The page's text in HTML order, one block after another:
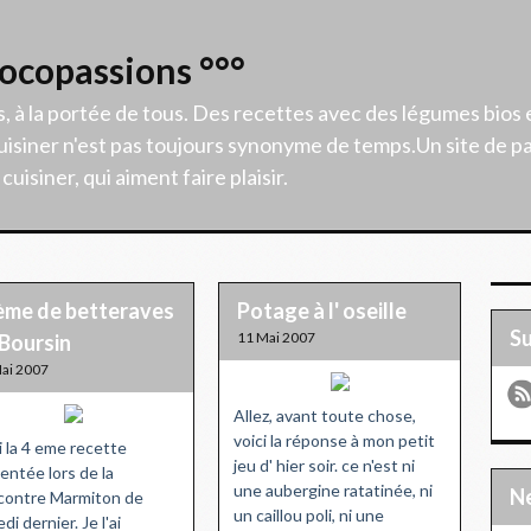
°°°
à la portée de tous. Des recettes avec des légumes bios
n'est pas toujours synonyme de temps.Un site de
qui aiment faire plaisir.
de betteraves
2007
la 4 eme recette
lors de la
Marmiton de
dernier. Je l'ai
Potage à l' oseille
11 Mai 2007
Allez, avant toute chose,
voici la réponse à mon petit
jeu d' hier soir. ce n'est ni
une aubergine ratatinée, ni
un caillou poli, ni une